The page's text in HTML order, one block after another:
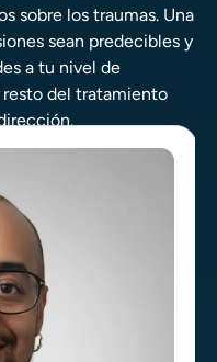
sobre los traumas. Una
sean predecibles y
a tu nivel de
del tratamiento